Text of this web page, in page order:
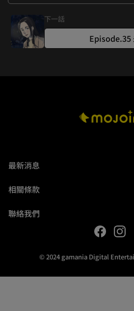
下一話
Episode.35
最新消息
相關條款
聯絡我們
© 2024 gamania Digital